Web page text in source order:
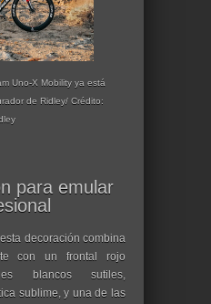
Uno-X Mobility ya está
de Ridley/ Crédito:
para emular
decoración combina
con un frontal rojo
blancos sutiles,
sublime, y una de las